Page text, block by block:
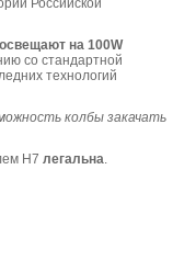
Российской
освещают на 100W
со стандартной
технологий
колбы закачать
H7 легальна.